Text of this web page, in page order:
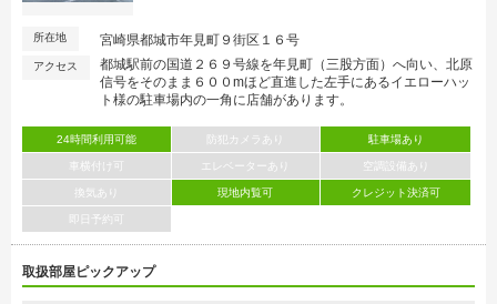
所在地 宮崎県都城市年見町９街区１６号
アクセス
都城駅前の国道２６９号線を年見町（三股方面）へ向い、北原
信号をそのまま６００mほど直進した左手にあるイエローハッ
ト様の駐車場内の一角に店舗があります。
24時間利用可能 防犯カメラあり 駐車場あり
車横付け可 エレベーターあり 空調設備あり
換気あり 現地内覧可 クレジット決済可
即日予約可
取扱部屋ピックアップ